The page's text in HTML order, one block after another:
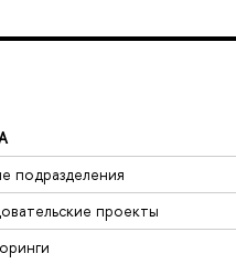
подразделения
проекты